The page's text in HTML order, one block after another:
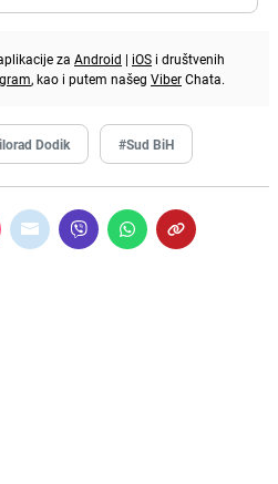
za Android | iOS i društvenih
, kao i putem našeg ViberChata.
Dodik #Sud BiH